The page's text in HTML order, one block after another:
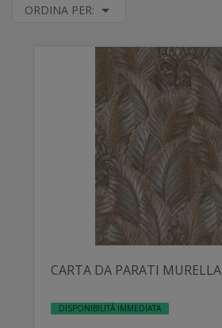
ORDINA PER:
CARTA DA PARATI MURELLA
DISPONIBILITÀ IMMEDIATA